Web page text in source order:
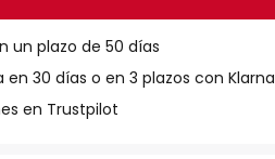
un plazo de 50 días
30 días o en 3 plazos con Klarna
en Trustpilot